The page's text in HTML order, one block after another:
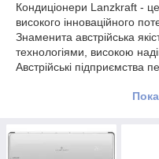
Кондиціонери Lanzkraft - це
високого інноваційного
Знаменита австрійська
технологіями, високою
Австрійські підприємства
Австрійський бренд